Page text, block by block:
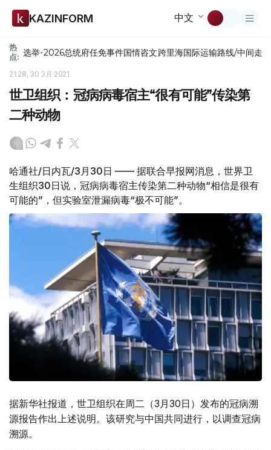
KAZINFORM 中文
热
点: 选举-2026总统府任免事件国情咨文跨里海国际运输路线/中间走廊
21:28, 30 3月 2021
世卫组织：冠病病毒宿主“很有可能”传染第
二种动物
哈通社/日内瓦/3月30日 —— 据联合早报网消息，世界卫
生组织30日说，冠病病毒宿主传染第二种动物“相信是很有
可能的”，但实验室泄漏病毒“极不可能”。
据新华社报道，世卫组织在周二（3月30日）发布的冠病溯
源报告作出上述说明。该研究与中国共同进行，以调查冠病
溯源。